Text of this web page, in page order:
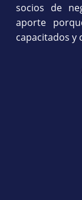
socios de
aporte
capacitados y